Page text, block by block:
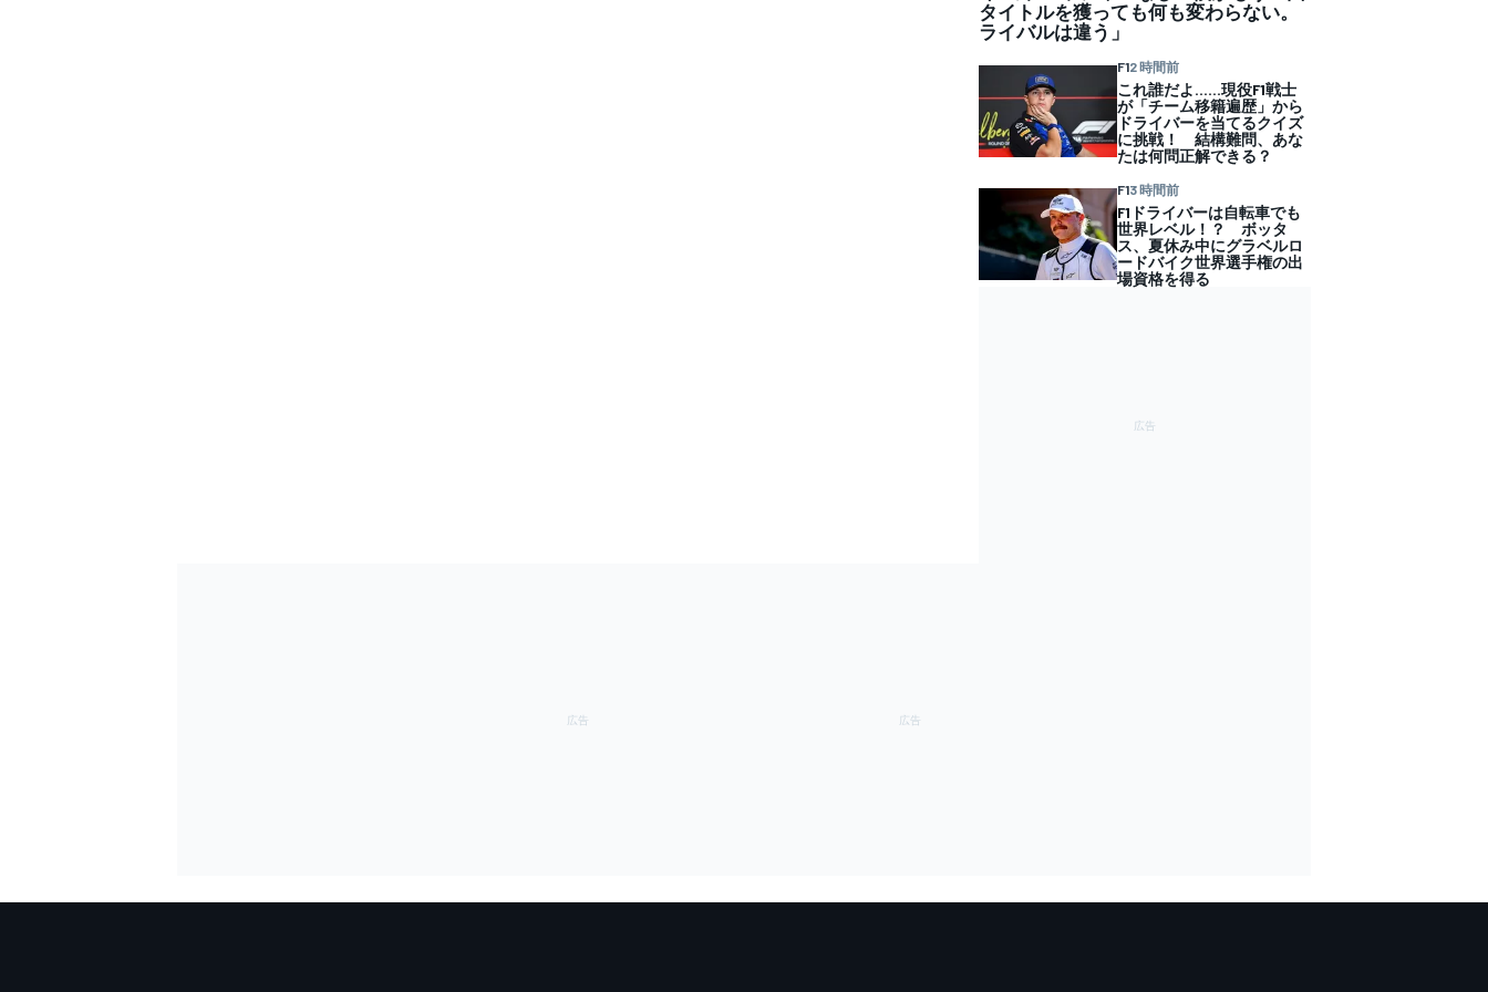
タイトルを獲っても何も変わらない。
ライバルは違う」
F12 時間前
これ誰だよ……現役F1戦士
が「チーム移籍遍歴」から
ドライバーを当てるクイズ
に挑戦！ 結構難問、あな
たは何問正解できる？
F13 時間前
F1ドライバーは自転車でも
世界レベル！？ ボッタ
ス、夏休み中にグラベルロ
ードバイク世界選手権の出
場資格を得る